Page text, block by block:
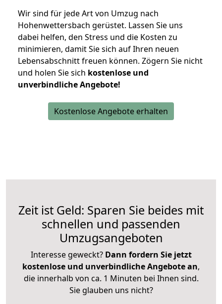
Wir sind für jede Art von Umzug nach
Hohenwettersbach gerüstet. Lassen Sie uns
dabei helfen, den Stress und die Kosten zu
minimieren, damit Sie sich auf Ihren neuen
Lebensabschnitt freuen können. Zögern Sie nicht
und holen Sie sich kostenlose und
unverbindliche Angebote!
Kostenlose Angebote erhalten
Zeit ist Geld: Sparen Sie beides mit
schnellen und passenden
Umzugsangeboten
Interesse geweckt? Dann fordern Sie jetzt
kostenlose und unverbindliche Angebote an,
die innerhalb von ca. 1 Minuten bei Ihnen sind.
Sie glauben uns nicht?